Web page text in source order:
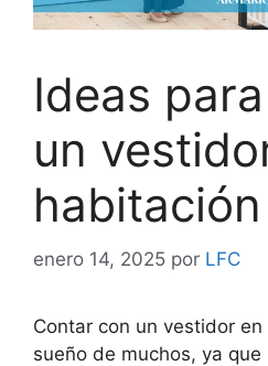
Ideas
un
habitación
enero 14, 2025 por LFC
Contar con un vestidor
sueño de muchos, ya